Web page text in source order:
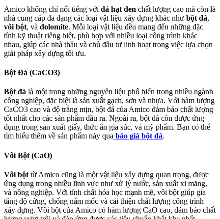
Amico không chỉ nổi tiếng với đá hạt đen chất lượng cao mà còn là
nhà cung cấp đa dạng các loại vật liệu xây dựng khác như bột đá,
vôi bột, và dolomite. Mỗi loại vật liệu đều mang đến những đặc
tính kỹ thuật riêng biệt, phù hợp với nhiều loại công trình khác
nhau, giúp các nhà thầu và chủ đầu tư linh hoạt trong việc lựa chọn
giải pháp xây dựng tối ưu.
Bột Đá (CaCO3)
Bột đá là một trong những nguyên liệu phổ biến trong nhiều ngành
công nghiệp, đặc biệt là sản xuất gạch, sơn và nhựa. Với hàm lượng
CaCO3 cao và độ trắng mịn, bột đá của Amico đảm bảo chất lượng
tốt nhất cho các sản phẩm đầu ra. Ngoài ra, bột đá còn được ứng
dụng trong sản xuất giấy, thức ăn gia súc, và mỹ phẩm. Bạn có thể
tìm hiểu thêm về sản phẩm này qua báo giá bột đá.
Vôi Bột (CaO)
Vôi bột từ Amico cũng là một vật liệu xây dựng quan trọng, được
ứng dụng trong nhiều lĩnh vực như xử lý nước, sản xuất xi măng,
và nông nghiệp. Với tính chất hóa học mạnh mẽ, vôi bột giúp gia
tăng độ cứng, chống nấm mốc và cải thiện chất lượng công trình
xây dựng. Vôi bột của Amico có hàm lượng CaO cao, đảm bảo chất